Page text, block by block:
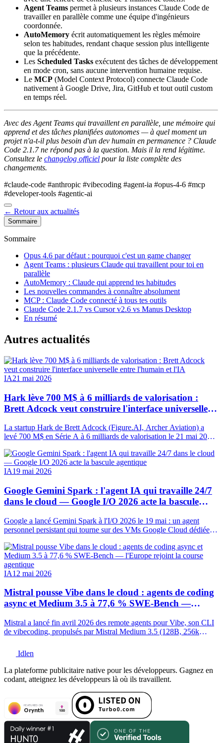
Agent Teams permet à plusieurs instances Claude Code de
travailler en parallèle comme une équipe d'ingénieurs
coordonnée.
AutoMemory écrit automatiquement les règles mémoire
selon tes habitudes, rendant chaque session plus intelligente
que la précédente.
Les Scheduled Tasks exécutent des tâches de développement
en mode cron, sans aucune intervention humaine requise.
Le MCP (Model Context Protocol) connecte Claude Code
nativement à Google Drive, Jira, GitHub et tout outil custom
en temps réel.
Avec des Agent Teams qui travaillent en parallèle, une mémoire qui
apprend et des tâches planifiées autonomes — à quel moment un
projet n'a-t-il plus besoin d'un dev humain en permanence ? Claude
Code 2.1.7 ne répond pas à la question. Mais il la rend légitime.
Consultez le changelog officiel pour la liste complète des
changements.
#claude-code #anthropic #vibecoding #agent-ia #opus-4-6 #mcp
#developer-tools #agentic-ai
← Retour aux actualités
Sommaire
Sommaire
Opus 4.6 par défaut : pourquoi c'est un game changer
Agent Teams : plusieurs Claude qui travaillent pour toi en
parallèle
AutoMemory : Claude qui apprend tes habitudes
Les nouvelles commandes à connaître absolument
MCP : Claude Code connecté à tous tes outils
Claude Code 2.1.7 vs Cursor v2.6 vs Manus Desktop
En résumé
Autres actualités
IA21 mai 2026
Hark lève 700 M$ à 6 milliards de valorisation :
Brett Adcock veut construire l'interface universelle
La startup Hark de Brett Adcock (Figure.AI, Archer Aviation) a
levé 700 M$ en Série A à 6 milliards de valorisation le 21 mai 2026.
Ventures, Salesforce Ventures. Objectif : un appareil hardware natif
à l'IA, piloté par speech, vision, mémoire.
IA19 mai 2026
Google Gemini Spark : l'agent IA qui travaille 24/7
dans le cloud — Google I/O 2026 acte la bascule
Google a lancé Gemini Spark à l'I/O 2026 le 19 mai : un agent
personnel persistant qui tourne sur des VMs Google Cloud dédiées,
Décryptage complet.
IA12 mai 2026
Mistral pousse Vibe dans le cloud : agents de coding
async et Medium 3.5 à 77,6 % SWE-Bench —
Mistral a lancé fin avril 2026 des remote agents pour Vibe, son CLI
de vibecoding, propulsés par Mistral Medium 3.5 (128B, 256k
technique.
Idlen
La plateforme publicitaire native pour les développeurs. Gagnez en
codant, atteignez les développeurs là où ils travaillent.